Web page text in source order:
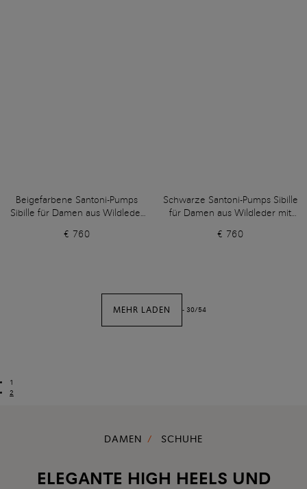
Beigefarbene Santoni-Pumps
Sibille für Damen aus Wildleder
€ 760
Schwarze Santoni-Pumps Sibille
für Damen aus Wildleder mit
€ 760
MEHR LADEN - 30/54
1
2
DAMEN SCHUHE
ELEGANTE HIGH HEELS UND